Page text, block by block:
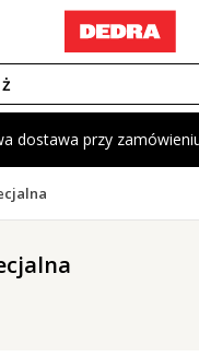
dostawa przy